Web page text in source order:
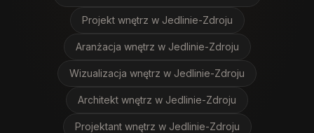
Projekt wnętrz w Jedlinie-Zdroju
Aranżacja wnętrz w Jedlinie-Zdroju
Wizualizacja wnętrz w Jedlinie-Zdroju
Architekt wnętrz w Jedlinie-Zdroju
Projektant wnętrz w Jedlinie-Zdroju